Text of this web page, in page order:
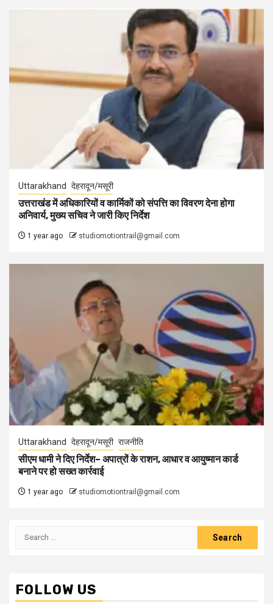
Uttarakhand देहरादून/मसूरी
उत्तराखंड में अधिकारियों व कार्मिकों को संपत्ति का विवरण देना होगा
अनिवार्य, मुख्य सचिव ने जारी किए निर्देश
1 year ago studiomotiontrail@gmail.com
Uttarakhand देहरादून/मसूरी राजनीति
सीएम धामी ने दिए निर्देश– अपात्रों के राशन, आधार व आयुष्मान कार्ड
बनाने पर हो सख्त कार्रवाई
1 year ago studiomotiontrail@gmail.com
Search
FOLLOW US